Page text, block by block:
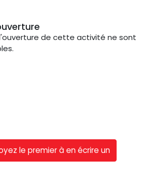
de cette activité ne sont
le premier à en écrire un